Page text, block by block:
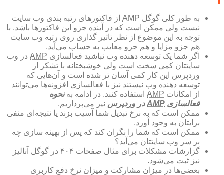
به طور کلی گوگل AMPاز فاکتور‌های رتبه بندی وب سایت
نیست ولی ممکن است که در آینده جزو این فاکتور‌ها باشد. با
توجه به این موضوع از نظر تاثیر گذاری روی رتبه وب سایت
هم جز‌و مزایا و هم جزو معایب به حساب می‌آید.
اگر شما یک توسعه دهنده وب نباشید فعالسازیAMPدر وب
سایتتان کمی سخت است ولی خوشبختانه با تشکر از
وردپرس این کار کمی آسان تر شده است و آن‌هایی که
توسعه دهنده وب نیستند نیز با فعالسازی افزونه‌ها می‌توانند
از امکاناتAMPاستفاده کنند. در ادامه بهنحوه
فعالسازیAMPدر وردپرس نیز می‌پردازیم.
ممکن است که به نرخ تبدیل شما آسیب بزند یا نتیجه‌ای منفی
برایتان به وجود آورد.
ممکن است که شما را نگران کند که پس از بهینه سازی چه
بر سر وب سایتتان می‌آید؟
گزارشات مشکلات برای مثال صفحات ۴۰۴ در گوگل آنالیز
نیز ثبت می‌شود.
بعضی‌ها در میزان مشارکت و میزان نرخ دفع کاربری